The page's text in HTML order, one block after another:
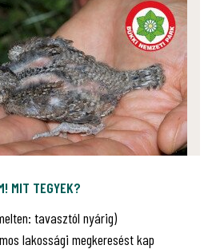
MIT TEGYEK?
tavasztól nyárig)
lakossági megkeresést kap